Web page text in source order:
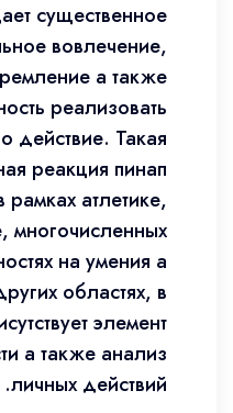
существенное
вовлечение,
а также
реализовать
действие. Такая
реакция пинап
атлетике,
многочисленных
на умения а
областях, в
элемент
а также анализ
личных действий.